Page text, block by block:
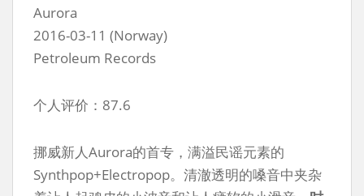
Aurora
2016-03-11 (Norway)
Petroleum Records
个人评价：87.6
挪威新人Aurora的首专，满溢民谣元素的
Synthpop+Electropop。清澈透明的嗓音中夹杂